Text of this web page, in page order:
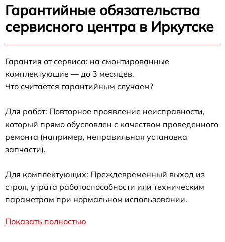
Гарантийные обязательства
сервисного центра в Иркутске
Гарантия от сервиса: на смонтированные
комплектующие — до 3 месяцев.
Что считается гарантийным случаем?
Для работ: Повторное проявление неисправности,
который прямо обусловлен с качеством проведенного
ремонта (например, неправильная установка
запчасти).
Для комплектующих: Преждевременный выход из
строя, утрата работоспособности или техническим
параметрам при нормальном использовании.
Показать полностью